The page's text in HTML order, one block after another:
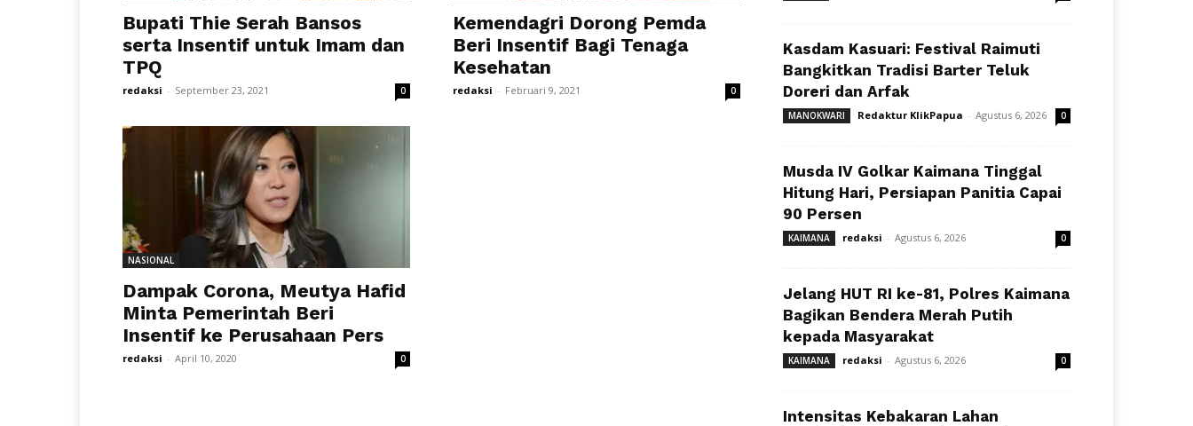
Bupati Thie Serah Bansos
serta Insentif untuk Imam dan
TPQ
redaksi - September 23, 2021 0
Kemendagri Dorong Pemda
Beri Insentif Bagi Tenaga
Kesehatan
redaksi - Februari 9, 2021 0
NASIONAL
Dampak Corona, Meutya Hafid
Minta Pemerintah Beri
Insentif ke Perusahaan Pers
redaksi - April 10, 2020 0
Kasdam Kasuari: Festival Raimuti
Bangkitkan Tradisi Barter Teluk
Doreri dan Arfak
MANOKWARI Redaktur KlikPapua - Agustus 6, 2026 0
Musda IV Golkar Kaimana Tinggal
Hitung Hari, Persiapan Panitia Capai
90 Persen
KAIMANA redaksi - Agustus 6, 2026 0
Jelang HUT RI ke-81, Polres Kaimana
Bagikan Bendera Merah Putih
kepada Masyarakat
KAIMANA redaksi - Agustus 6, 2026 0
Intensitas Kebakaran Lahan